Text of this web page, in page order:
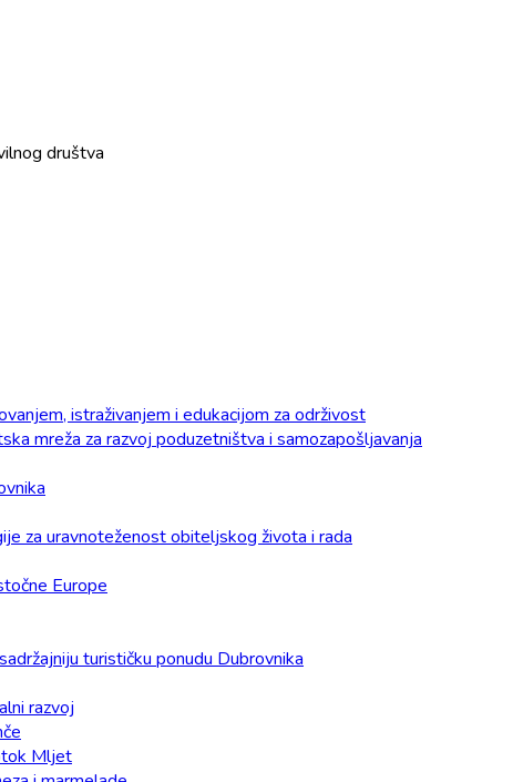
društva
istraživanjem i edukacijom za održivost
mreža za razvoj poduzetništva i samozapošljavanja
za uravnoteženost obiteljskog života i rada
Europe
turističku ponudu Dubrovnika
razvoj
Mljet